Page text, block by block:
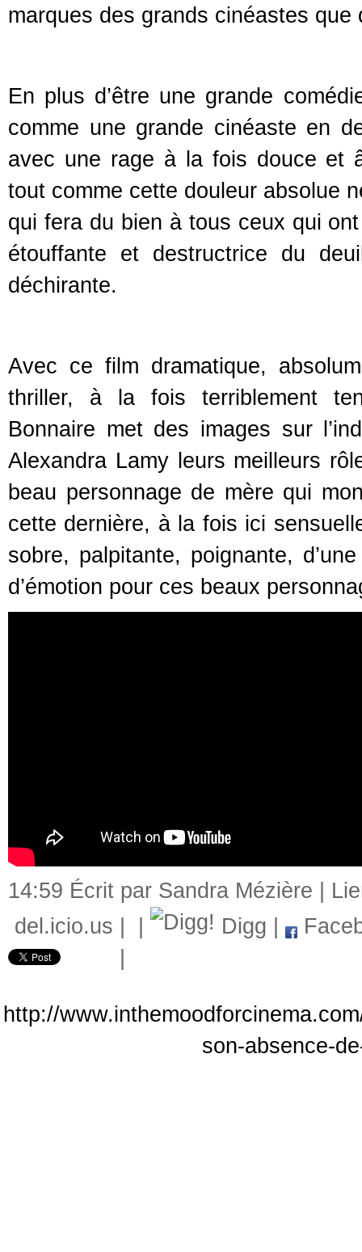
marques des grands cinéastes que
En plus d’être une grande
comme une grande cinéaste en
avec une rage à la fois douce et
tout comme cette douleur absolue
qui fera du bien à tous ceux qui
étouffante et destructrice du
déchirante.
Avec ce film dramatique,
thriller, à la fois terriblement
Bonnaire met des images sur
Alexandra Lamy leurs meilleurs
beau personnage de mère qui
cette dernière, à la fois ici
sobre, palpitante, poignante,
d’émotion pour ces beaux
14:59 Écrit par Sandra Mézière |
del.icio.us
Digg
http://
son-absence-